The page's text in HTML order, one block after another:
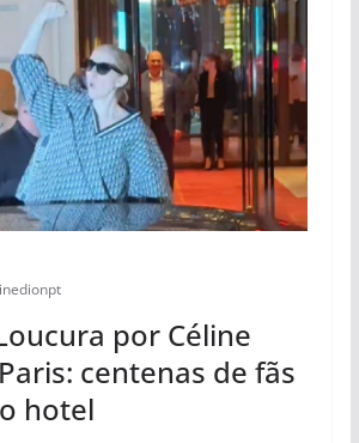
por Céline
centenas de fãs
hotel